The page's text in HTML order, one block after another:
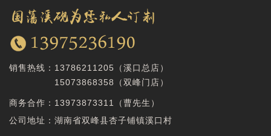
销售热线： 13786211205（溪口总店）
15073868358
（双峰门店）
商务合作： 13973873311（曹先生）
公司地址：湖南省双峰县杏子铺镇溪口村